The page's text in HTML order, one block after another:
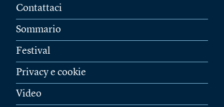
Contattaci
Sommario
Festival
Privacy e cookie
Video